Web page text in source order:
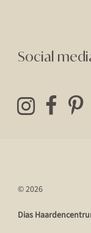
Social
© 2026
Dias